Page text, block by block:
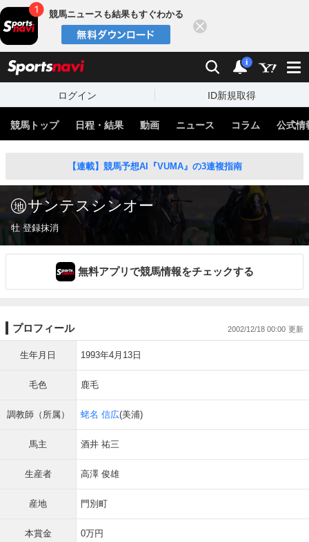
競馬ニュースも結果もすぐわかる
検索 通知
i
ログイン ID新規取得
競馬トップ 日程・結果 動画 ニュース コラム 公式情
【連載】競馬予想AI『VUMA』の3連複指南
サンテスシンオー
牡 登録抹消
無料アプリで競馬情報をチェックする
プロフィール 2002/12/18 00:00
生年月日 1993年4月13日
毛色 鹿毛
調教師（所属） 蛯名 信広(美浦)
馬主 酒井 祐三
生産者 高澤 俊雄
産地 門別町
本賞金 0万円